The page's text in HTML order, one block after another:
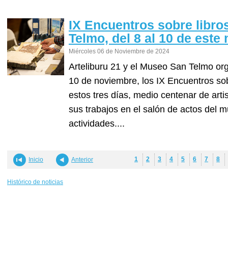
IX Encuentros sobre
Telmo, del 8 al 10 de este
Miércoles 06 de Noviembre de 2024
Arteliburu 21 y el Museo San Telmo
10 de noviembre, los IX Encuentros
estos tres días, medio centenar de
sus trabajos en el salón de actos del
actividades....
Inicio Anterior 1 2 3 4 5 6 7 8
Histórico de noticias